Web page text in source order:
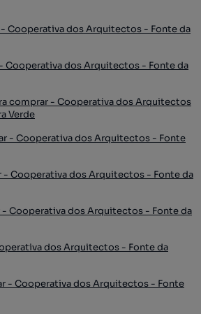
Cooperativa dos Arquitectos - Fonte da
Cooperativa dos Arquitectos - Fonte da
comprar - Cooperativa dos Arquitectos
Verde
- Cooperativa dos Arquitectos - Fonte
- Cooperativa dos Arquitectos - Fonte da
- Cooperativa dos Arquitectos - Fonte da
dos Arquitectos - Fonte da
- Cooperativa dos Arquitectos - Fonte